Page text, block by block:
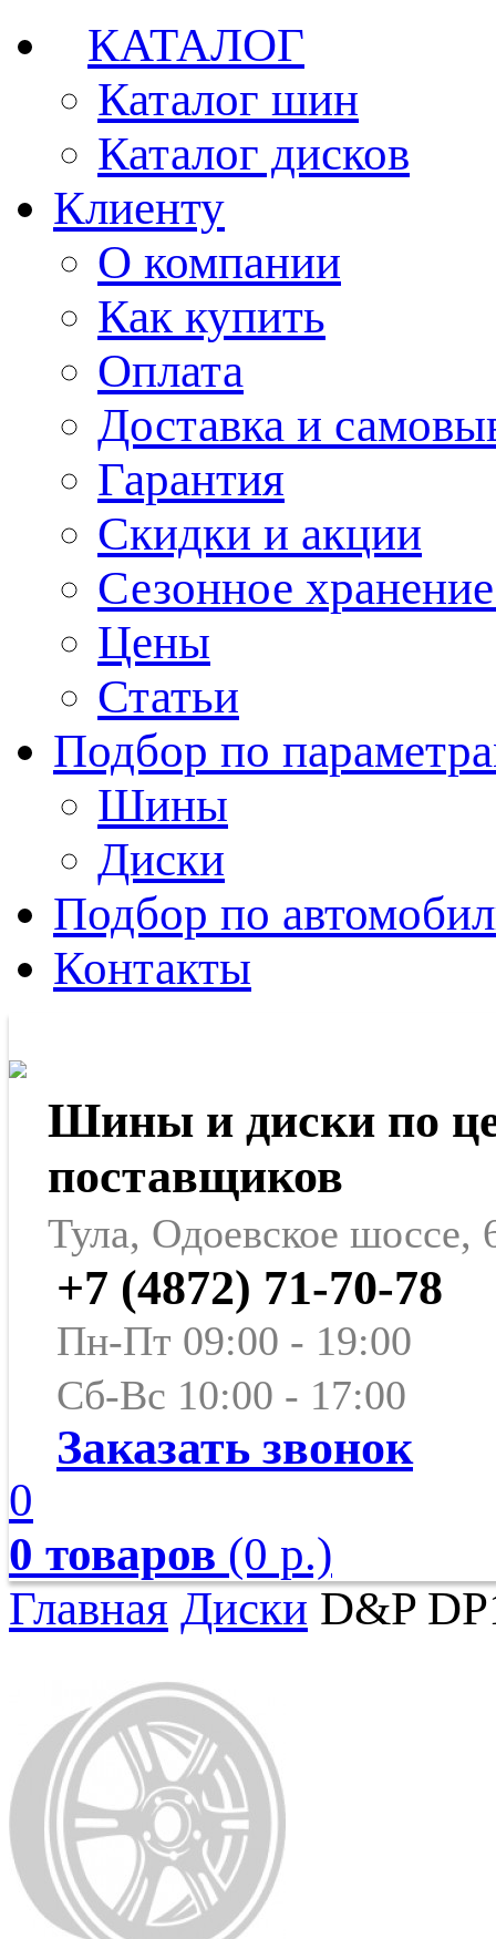
КАТАЛОГ
Каталог шин
Каталог дисков
Клиенту
О компании
Как купить
Оплата
Доставка и
Гарантия
Скидки и акции
Сезонное
Цены
Статьи
Подбор по
Шины
Диски
Подбор по
Контакты
Шины и диски по
поставщиков
Тула, Одоевское шоссе,
+7 (4872) 71-70-78
Пн-Пт 09:00 - 19:00
Сб-Вс 10:00 - 17:00
Заказать звонок
0
0 товаров (0 р.)
Главная Диски D&P